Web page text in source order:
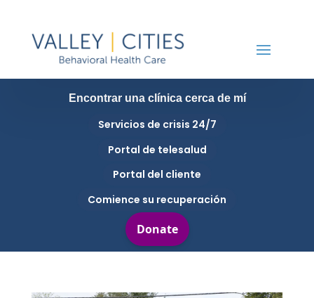
Encontrar una clínica cerca de mí
Servicios de crisis 24/7
Portal de telesalud
Portal del cliente
Comience su recuperación